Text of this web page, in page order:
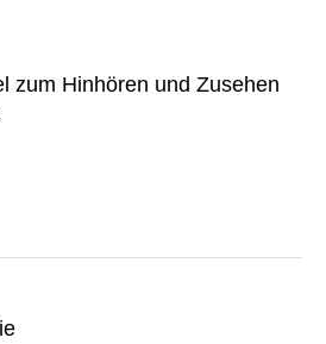
zum Hinhören und Zusehen